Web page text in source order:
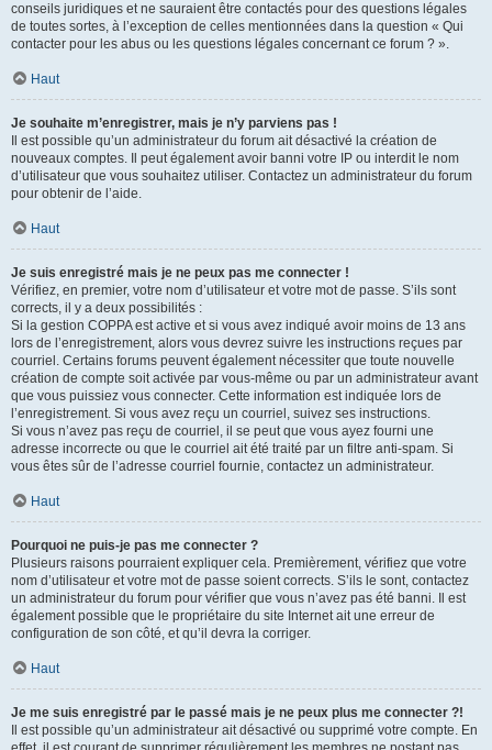
conseils juridiques et ne sauraient être contactés pour des questions légales
de toutes sortes, à l’exception de celles mentionnées dans la question « Qui
contacter pour les abus ou les questions légales concernant ce forum ? ».
Haut
Je souhaite m’enregistrer, mais je n’y parviens pas !
Il est possible qu’un administrateur du forum ait désactivé la création de
nouveaux comptes. Il peut également avoir banni votre IP ou interdit le nom
d’utilisateur que vous souhaitez utiliser. Contactez un administrateur du forum
pour obtenir de l’aide.
Haut
Je suis enregistré mais je ne peux pas me connecter !
Vérifiez, en premier, votre nom d’utilisateur et votre mot de passe. S’ils sont
corrects, il y a deux possibilités :
Si la gestion COPPA est active et si vous avez indiqué avoir moins de 13 ans
lors de l’enregistrement, alors vous devrez suivre les instructions reçues par
courriel. Certains forums peuvent également nécessiter que toute nouvelle
création de compte soit activée par vous-même ou par un administrateur avant
que vous puissiez vous connecter. Cette information est indiquée lors de
l’enregistrement. Si vous avez reçu un courriel, suivez ses instructions.
Si vous n’avez pas reçu de courriel, il se peut que vous ayez fourni une
adresse incorrecte ou que le courriel ait été traité par un filtre anti-spam. Si
vous êtes sûr de l’adresse courriel fournie, contactez un administrateur.
Haut
Pourquoi ne puis-je pas me connecter ?
Plusieurs raisons pourraient expliquer cela. Premièrement, vérifiez que votre
nom d’utilisateur et votre mot de passe soient corrects. S’ils le sont, contactez
un administrateur du forum pour vérifier que vous n’avez pas été banni. Il est
également possible que le propriétaire du site Internet ait une erreur de
configuration de son côté, et qu’il devra la corriger.
Haut
Je me suis enregistré par le passé mais je ne peux plus me connecter ?!
Il est possible qu’un administrateur ait désactivé ou supprimé votre compte. En